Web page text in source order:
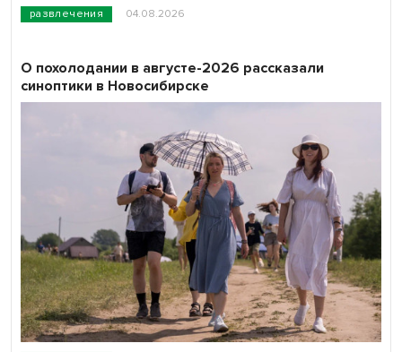
развлечения 04.08.2026
О похолодании в августе-2026 рассказали
синоптики в Новосибирске